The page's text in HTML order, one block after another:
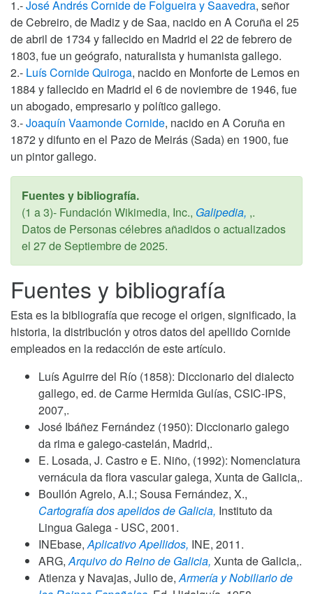
1.-José Andrés Cornide de Folgueira y Saavedra, señor
de Cebreiro, de Madiz y de Saa, nacido en A Coruña el 25
de abril de 1734 y fallecido en Madrid el 22 de febrero de
1803, fue un geógrafo, naturalista y humanista gallego.
2.- Luís Cornide Quiroga, nacido en Monforte de Lemos en
1884 y fallecido en Madrid el 6 de noviembre de 1946, fue
un abogado, empresario y político gallego.
3.-Joaquín Vaamonde Cornide, nacido en A Coruña en
1872 y difunto en el Pazo de Meirás (Sada) en 1900, fue
un pintor gallego.
Fuentes y bibliografía.
(1 a 3)- Fundación Wikimedia, Inc., Galipedia, ,.
Datos de Personas célebres añadidos o actualizados
el 27 de Septiembre de 2025.
Fuentes y bibliografía
Esta es la bibliografía que recoge el origen, significado, la
historia, la distribución y otros datos del apellido Cornide
empleados en la redacción de este artículo.
Luís Aguirre del Río (1858): Diccionario del dialecto
gallego, ed. de Carme Hermida Gulías, CSIC-IPS,
2007,.
José Ibáñez Fernández (1950): Diccionario galego
da rima e galego-castelán, Madrid,.
E. Losada, J. Castro e E. Niño, (1992): Nomenclatura
vernácula da flora vascular galega, Xunta de Galicia,.
Boullón Agrelo, A.I.; Sousa Fernández, X.,
Cartografía dos apelidos de Galicia, Instituto da
Lingua Galega - USC, 2001.
INEbase, Aplicativo Apellidos, INE, 2011.
ARG, Arquivo do Reino de Galicia, Xunta de Galicia,.
Atienza y Navajas, Julio de, Armería y Nobiliario de